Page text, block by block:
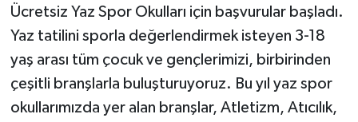
Ücretsiz Yaz Spor Okulları için başvurular başladı.
Yaz tatilini sporla değerlendirmek isteyen 3-18
yaş arası tüm çocuk ve gençlerimizi, birbirinden
çeşitli branşlarla buluşturuyoruz. Bu yıl yaz spor
okullarımızda yer alan branşlar, Atletizm, Atıcılık,